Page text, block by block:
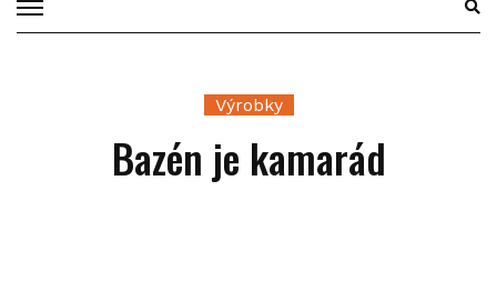
Výrobky
Bazén je kamarád